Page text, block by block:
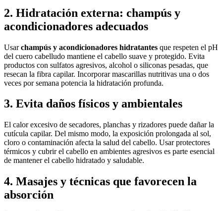
2. Hidratación externa: champús y
acondicionadores adecuados
Usarchampús y acondicionadores hidratantes que respeten el pH
del cuero cabelludo mantiene el cabello suave y protegido. Evita
productos con sulfatos agresivos, alcohol o siliconas pesadas, que
resecan la fibra capilar. Incorporar mascarillas nutritivas una o dos
veces por semana potencia la hidratación profunda.
3. Evita daños físicos y ambientales
El calor excesivo de secadores, planchas y rizadores puede dañar la
cutícula capilar. Del mismo modo, la exposición prolongada al sol,
cloro o contaminación afecta la salud del cabello. Usar protectores
térmicos y cubrir el cabello en ambientes agresivos es parte esencial
de mantener el cabello hidratado y saludable.
4. Masajes y técnicas que favorecen la
absorción